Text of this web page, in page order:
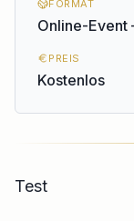
FORMAT
Online-Event
PREIS
Kostenlos
Test